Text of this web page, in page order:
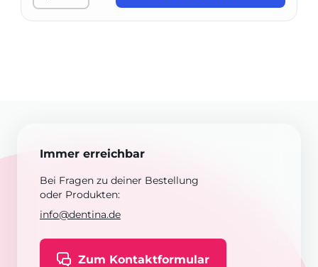
Immer erreichbar
Bei Fragen zu deiner Bestellung
oder Produkten:
info@dentina.de
Zum Kontaktformular